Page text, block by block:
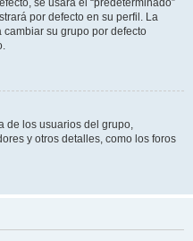
se usará el “predeterminado”
por defecto en su perfil. La
su grupo por defecto
de los usuarios del grupo,
y otros detalles, como los foros